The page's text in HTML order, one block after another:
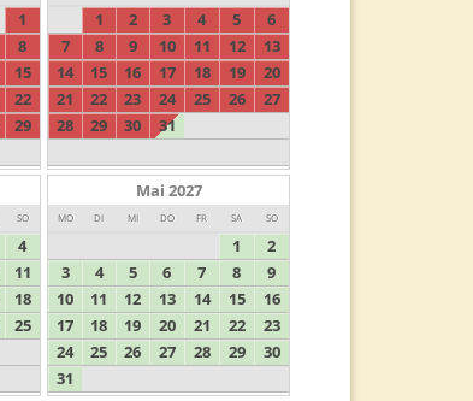
1
8
15
22
29
1 2 3 4 5
6
7
8 9 10 11 12
13
14
15 16 17 18 19
20
21
22 23 24 25 26
27
28
29 30 31
SO
4
11
18
25
Mai 2027
MO DI MI DO FR SA SO
1
2
3
4 5 6 7 8
9
10
11 12 13 14 15
16
17
18 19 20 21 22
23
24
25 26 27 28 29
30
31